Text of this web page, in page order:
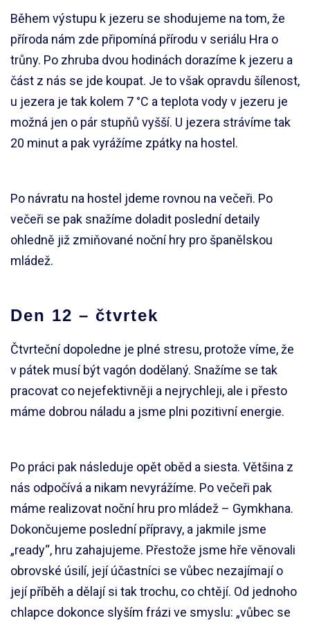
Během výstupu k jezeru se shodujeme na tom, že
příroda nám zde připomíná přírodu v seriálu Hra o
trůny. Po zhruba dvou hodinách dorazíme k jezeru a
část z nás se jde koupat. Je to však opravdu šílenost,
u jezera je tak kolem 7 °C a teplota vody v jezeru je
možná jen o pár stupňů vyšší. U jezera strávíme tak
20 minut a pak vyrážíme zpátky na hostel.
Po návratu na hostel jdeme rovnou na večeři. Po
večeři se pak snažíme doladit poslední detaily
ohledně již zmiňované noční hry pro španělskou
mládež.
Den 12 – čtvrtek
Čtvrteční dopoledne je plné stresu, protože víme, že
v pátek musí být vagón dodělaný. Snažíme se tak
pracovat co nejefektivněji a nejrychleji, ale i přesto
máme dobrou náladu a jsme plni pozitivní energie.
Po práci pak následuje opět oběd a siesta. Většina z
nás odpočívá a nikam nevyrážíme. Po večeři pak
máme realizovat noční hru pro mládež – Gymkhana.
Dokončujeme poslední přípravy, a jakmile jsme
„ready“, hru zahajujeme. Přestože jsme hře věnovali
obrovské úsilí, její účastníci se vůbec nezajímají o
její příběh a dělají si tak trochu, co chtějí. Od jednoho
chlapce dokonce slyším frázi ve smyslu: „vůbec se